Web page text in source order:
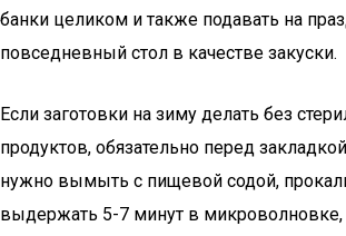
банки целиком и также подавать на
повседневный стол в качестве закуски.
Если заготовки на зиму делать без
продуктов, обязательно перед
нужно вымыть с пищевой содой,
выдержать 5-7 минут в